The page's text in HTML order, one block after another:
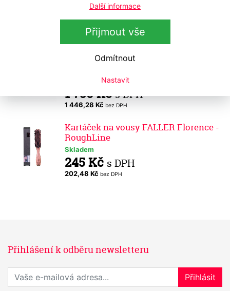
Další informace
Přijmout vše
Odmítnout
Nastavit
Skladem
1 750 Kč s DPH
1 446,28 Kčbez DPH
Souprava FALLER GentleLine 2 - pro
1 750 Kč s DPH
1 446,28 Kč bez DPH
Kartáček na vousy FALLER Florence -
RoughLine
Skladem
245 Kč s DPH
202,48 Kč bez DPH
Přihlášení k odběru newsletteru
Přihlaste se k odběru novinek
Přihlásit